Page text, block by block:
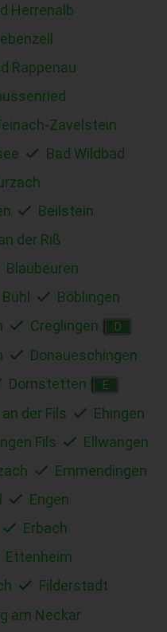
Herrenalb
Rappenau
Zavelstein
Bad Wildbad
Beilstein
der Riß
Blaubeuren
Bühl Böblingen
Creglingen D
Donaueschingen
Dornstetten E
der Fils
Ehingen
Fils
Ellwangen
Emmendingen
Engen
Erbach
Ettenheim
Filderstadt
am Neckar